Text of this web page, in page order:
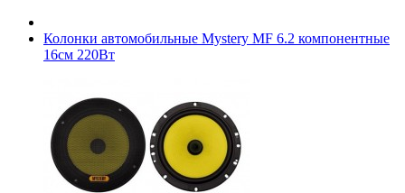
Колонки автомобильные Mystery MF 6.2 компонентные
16см 220Вт